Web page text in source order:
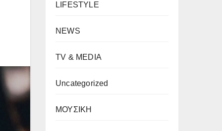
LIFESTYLE
NEWS
TV & MEDIA
Uncategorized
ΜΟΥΣΙΚΗ